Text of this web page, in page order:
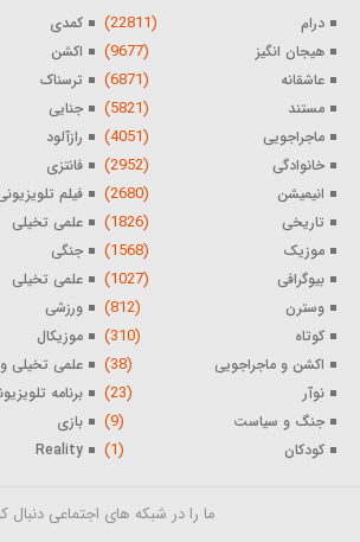
درام (22811) کمدی
هیجان انگیز (9677) اکشن
عاشقانه (6871) ترسناک
مستند (5821) جنایی
ماجراجویی (4051) رازآلود
خانوادگی (2952) فانتزی
انیمیشن (2680) فیلم
تاریخی (1826) علمی تخیلی
موزیک (1568) جنگی
بیوگرافی (1027) علمی تخیلی
وسترن (812) ورزشی
کوتاه (310) موزیکال
اکشن و ماجراجویی (38) علمی تخیلی و
نوآر (23) برنامه
جنگ و سیاست (9) بازی
کودکان (1)
Reality
ما را در شبکه های اجتماعی دنبال